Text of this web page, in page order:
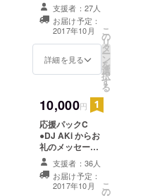
E」などの大
型フェス
ティバルに
も多数出
発で、イギ
リス、アメ
リカ、ブラ
ジル、オラ
ンダ、オー
ストリア、
●ステッカー ●レ
ポート ●DJ AKi
主催イベン
ト"Jupiter"へ無
料ご招待 ●DJ
AKi がリリース
記載します。
支援者：27人
お届け予定：
2017年10月
詳細を見る
こ
の
リ
タ
ー
ン
を
選
択
す
る
10,000円
応援パックC
●DJ AKi からお
礼のメッセージ
●ステッカー ●レ
ポート ●DJ AKi
主催イベン
ト"Jupiter"へ無
支援者：36人
お届け予定：
2017年10月
こ
の